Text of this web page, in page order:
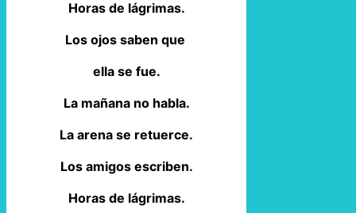
Horas de lágrimas.
Los ojos saben que
ella se fue.
La mañana no habla.
La arena se retuerce.
Los amigos escriben.
Horas de lágrimas.